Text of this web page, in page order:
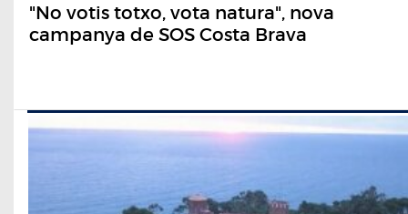
"No votis totxo, vota natura", nova
campanya de SOS Costa Brava